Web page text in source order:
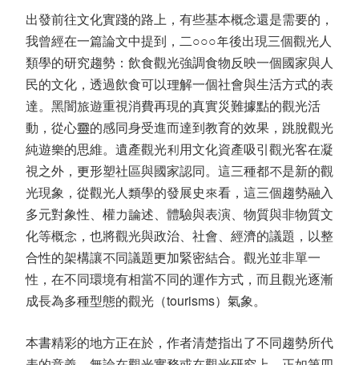
出發前往文化實踐的路上，有些基本概念還是需要的，
我曾經在一篇論文中提到，二○○○年後出現三個觀光人
類學的研究趨勢：飲食觀光強調食物反映一個國家與人
民的文化，透過飲食可以理解一個社會與生活方式的表
達。黑闇旅遊重視消費再現的真實災難據點的觀光活
動，從心靈的感同身受進而達到教育的效果，跳脫觀光
純遊樂的思維。遺產觀光利用文化資產吸引觀光客在凝
視之外，更形塑社區與國家認同。這三種都不是新的觀
光現象，從觀光人類學的發展史來看，這三個趨勢融入
多元對象性、權力論述、體驗與表演、物質與非物質文
化等概念，也將觀光與政治、社會、經濟的議題，以整
合性的架構讓不同議題更加緊密結合。觀光並非單一
性，在不同環境有相當不同的運作方式，而且觀光逐漸
成長為多種型態的觀光（tourisms）氣象。
本書精彩的地方正在於，作者清楚指出了不同趨勢所代